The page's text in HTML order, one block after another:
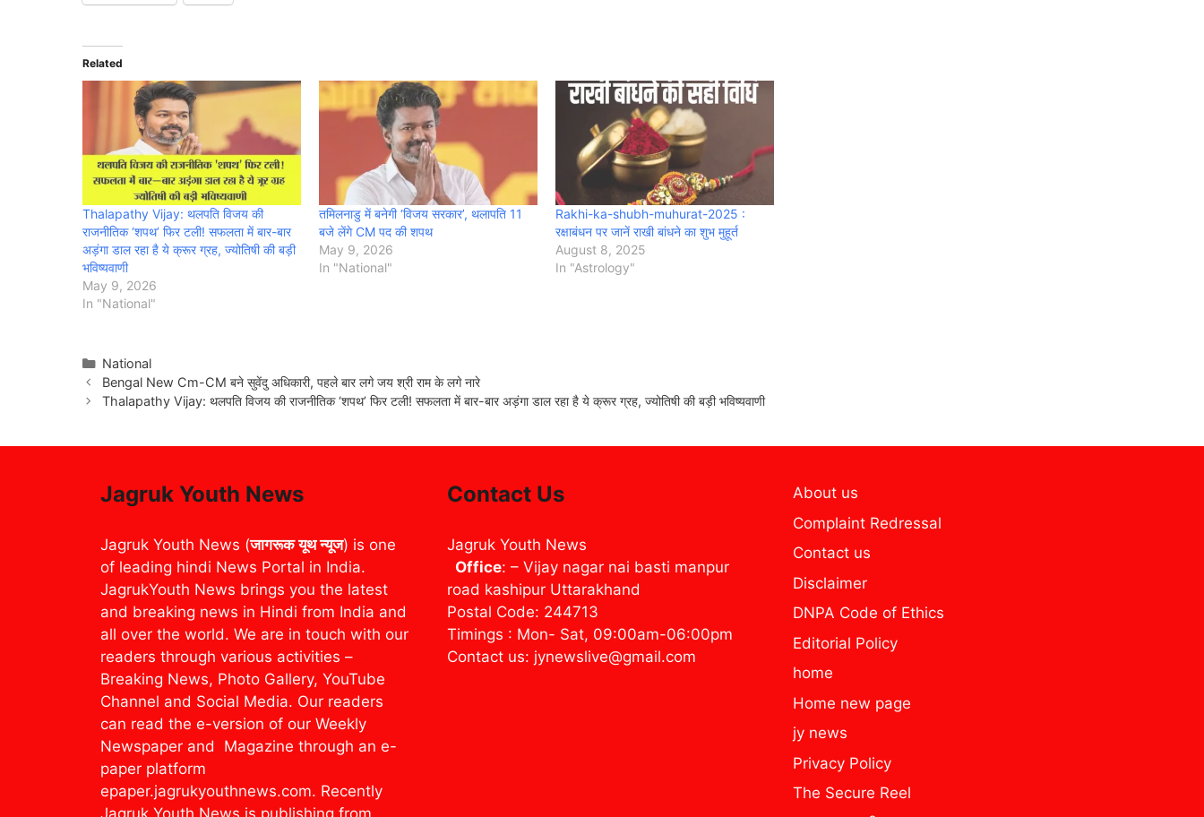
Related
Thalapathy Vijay: थलपति विजय की
राजनीतिक ‘शपथ’ फिर टली! सफलता में बार-बार
अड़ंगा डाल रहा है ये क्रूर ग्रह, ज्योतिषी की बड़ी
भविष्यवाणी
May 9, 2026
In "National"
तमिलनाडु में बनेगी ‘विजय सरकार’, थलापति 11
बजे लेंगे CM पद की शपथ
May 9, 2026
In "National"
Rakhi-ka-shubh-muhurat-2025 :
रक्षाबंधन पर जानें राखी बांधने का शुभ मुहूर्त
August 8, 2025
In "Astrology"
Categories
National
Bengal New Cm-CM बने सुवेंदु अधिकारी, पहले बार लगे जय श्री राम के लगे नारे
Thalapathy Vijay: थलपति विजय की राजनीतिक ‘शपथ’ फिर टली! सफलता में बार-बार अड़ंगा डाल रहा है ये क्रूर ग्रह, ज्योतिषी की बड़ी भविष्यवाणी
Jagruk Youth News
Jagruk Youth News (जागरूक यूथ न्यूज) is one
of leading hindi News Portal in India.
JagrukYouth News brings you the latest
and breaking news in Hindi from India and
all over the world. We are in touch with our
readers through various activities –
Breaking News, Photo Gallery, YouTube
Channel and Social Media. Our readers
can read the e-version of our Weekly
Newspaper and Magazine through an e-
paper platform
epaper.jagrukyouthnews.com. Recently
Contact Us
Jagruk Youth News
Office: – Vijay nagar nai basti manpur
road kashipur Uttarakhand
Postal Code: 244713
Timings : Mon- Sat, 09:00am-06:00pm
Contact us: jynewslive@gmail.com
About us
Complaint Redressal
Contact us
Disclaimer
DNPA Code of Ethics
Editorial Policy
home
Home new page
jy news
Privacy Policy
The Secure Reel